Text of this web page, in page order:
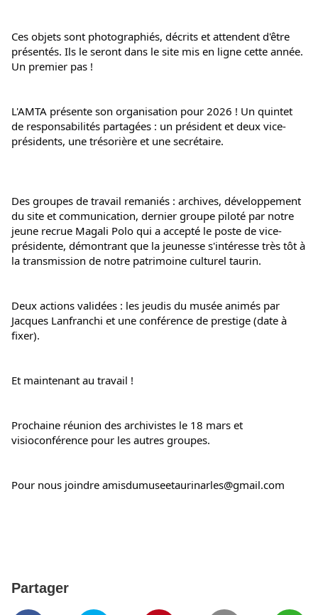
Ces objets sont photographiés, décrits et attendent d'être
présentés. Ils le seront dans le site mis en ligne cette année.
Un premier pas !
L'AMTA présente son organisation pour 2026 ! Un quintet
de responsabilités partagées : un président et deux vice-
présidents, une trésorière et une secrétaire.
Des groupes de travail remaniés : archives, développement
du site et communication, dernier groupe piloté par notre
jeune recrue Magali Polo qui a accepté le poste de vice-
présidente, démontrant que la jeunesse s'intéresse très tôt à
la transmission de notre patrimoine culturel taurin.
Deux actions validées : les jeudis du musée animés par
Jacques Lanfranchi et une conférence de prestige (date à
fixer).
Et maintenant au travail !
Prochaine réunion des archivistes le 18 mars et
visioconférence pour les autres groupes.
Partager